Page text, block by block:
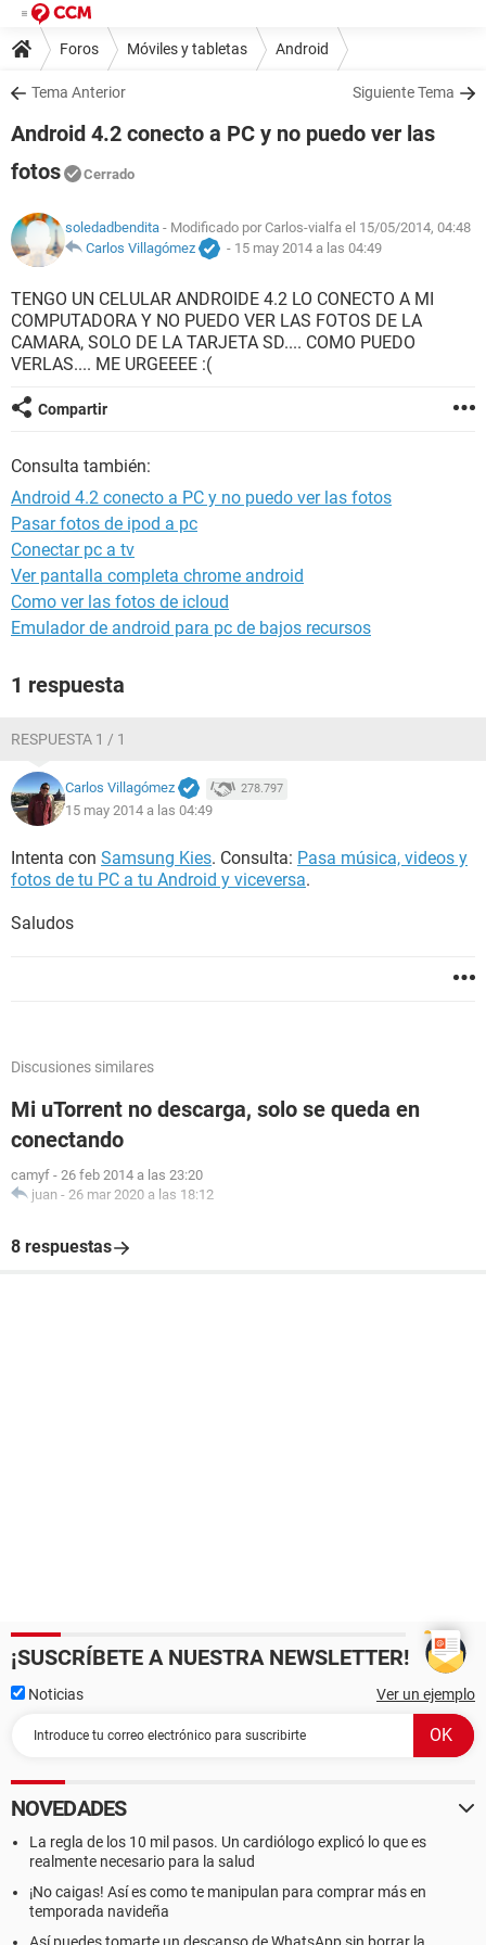
Foros Móviles y tabletas Android
Tema Anterior Siguiente Tema
Android 4.2 conecto a PC y no puedo ver las
fotos
Cerrado
soledadbendita - Modificado por Carlos-vialfa el 15/05/2014, 04:48
Carlos Villagómez
- 15 may 2014 a las 04:49
TENGO UN CELULAR ANDROIDE 4.2 LO CONECTO A MI
COMPUTADORA Y NO PUEDO VER LAS FOTOS DE LA
CAMARA, SOLO DE LA TARJETA SD.... COMO PUEDO
VERLAS.... ME URGEEEE :(
Compartir
Consulta también:
Android 4.2 conecto a PC y no puedo ver las fotos
Pasar fotos de ipod a pc
Conectar pc a tv
Ver pantalla completa chrome android
Como ver las fotos de icloud
Emulador de android para pc de bajos recursos
1 respuesta
RESPUESTA 1 / 1
Carlos Villagómez 278.797
15 may 2014 a las 04:49
Intenta con Samsung Kies. Consulta: Pasa música, videos y
fotos de tu PC a tu Android y viceversa.
Saludos
Discusiones similares
Mi uTorrent no descarga, solo se queda en
conectando
camyf - 26 feb 2014 a las 23:20
juan - 26 mar 2020 a las 18:12
8 respuestas
¡SUSCRÍBETE A NUESTRA NEWSLETTER!
Noticias Ver un ejemplo
NOVEDADES
La regla de los 10 mil pasos. Un cardiólogo explicó lo que es
realmente necesario para la salud
¡No caigas! Así es como te manipulan para comprar más en
temporada navideña